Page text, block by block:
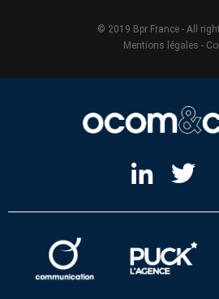
© 2019 Bpr France - All
Mentions légales -